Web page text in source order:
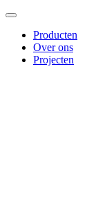
Producten
Over ons
Projecten